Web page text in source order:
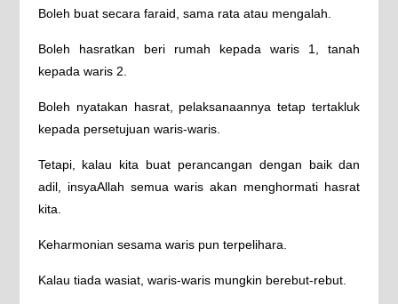
Boleh buat secara faraid, sama rata atau mengalah.
Boleh hasratkan beri rumah kepada waris 1, tanah
kepada waris 2.
Boleh nyatakan hasrat, pelaksanaannya tetap tertakluk
kepada persetujuan waris-waris.
Tetapi, kalau kita buat perancangan dengan baik dan
adil, insyaAllah semua waris akan menghormati hasrat
kita.
Keharmonian sesama waris pun terpelihara.
Kalau tiada wasiat, waris-waris mungkin berebut-rebut.